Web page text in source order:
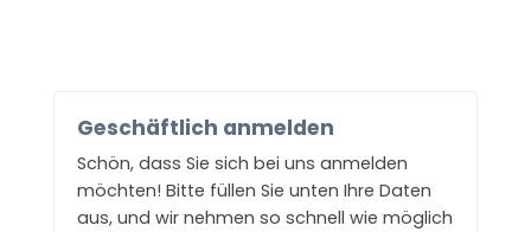
Geschäftlich anmelden
Schön, dass Sie sich bei uns anmelden
möchten! Bitte füllen Sie unten Ihre Daten
aus, und wir nehmen so schnell wie möglich